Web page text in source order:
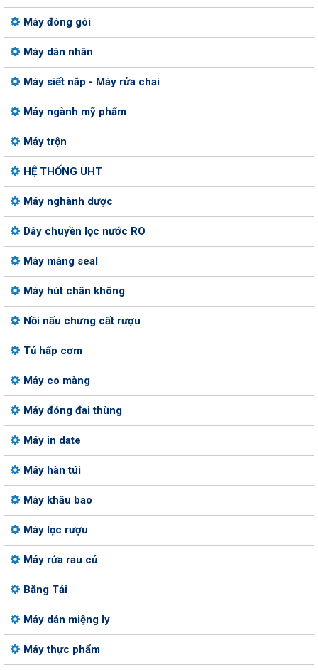
Máy đóng gói
Máy dán nhãn
Máy siết nắp - Máy rửa chai
Máy ngành mỹ phẩm
Máy trộn
HỆ THỐNG UHT
Máy nghành dược
Dây chuyền lọc nước RO
Máy màng seal
Máy hút chân không
Nồi nấu chưng cất rượu
Tủ hấp cơm
Máy co màng
Máy đóng đai thùng
Máy in date
Máy hàn túi
Máy khâu bao
Máy lọc rượu
Máy rửa rau củ
Băng Tải
Máy dán miệng ly
Máy thực phẩm